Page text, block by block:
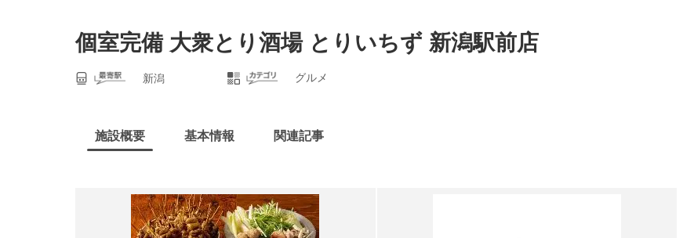
個室完備 大衆とり酒場 とりいちず 新潟駅前店
新潟 グルメ
施設概要 基本情報 関連記事